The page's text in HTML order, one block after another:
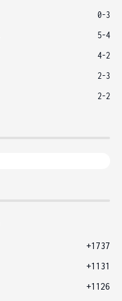
0-3
5-4
4-2
2-3
2-2
+1737
+1131
+1126